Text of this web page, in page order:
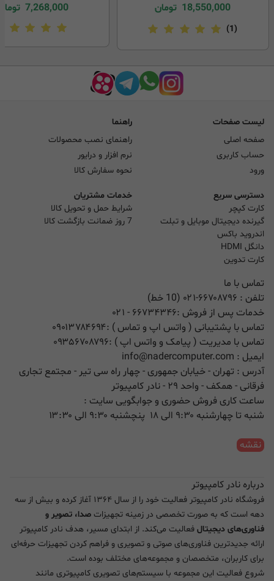
18,550,000 تومان
(1)
7,268,000
لیست صفحات
صفحه اصلی
حساب کاربری
ورود
راهنما
راهنمای نصب محصولات
نرم افزار و درایور
نحوه سفارش کالا
دسترسی سریع
کارت کپچر
گیرنده دیجیتال موبایل و تبلت
اندروید باکس
دانگل HDMI
کارت تدوین
خدمات مشتریان
شرایط حمل و تحویل کالا
7 روز ضمانت بازگشت کالا
تماس با ما
تلفن : ۰۲۱-۶۶۷۰۸۷۹۶ (10 خط)
خدمات پس از فروش :۶۶۷۳۴۳۴۶ - ۰۲۱
تماس با پشتیبانی ( واتس اپ و تماس ) :۰۹۰۱۳۷۸۴۶۹۴
تماس با مدیریت ( پیامک و واتس اپ ) :۰۹۳۵۶۷۰۸۷۹۶
ایمیل : info@nadercomputer.com
آدرس : تهران - خیابان جمهوری - چهار راه سی تیر - مجتمع تجاری
فرقانی - همکف - واحد ۲۹ - نادر کامپیوتر
ساعت کاری فروش حضوری و جوابگویی سایت :
شنبه تا چهارشنبه ۹:۳۰ الی ۱۸ پنچشنبه ۹:۳۰ الی ۱۳:۳۰
نقشه
درباره نادر کامپیوتر
فروشگاه نادر کامپیوتر فعالیت خود را از سال ۱۳۶۴ آغاز کرده و بیش از سه
دهه است که به صورت تخصصی در زمینه تجهیزات صدا، تصویر و
فناوری‌های دیجیتال فعالیت می‌کند. از ابتدای مسیر، هدف نادر کامپیوتر
ارائه جدیدترین فناوری‌های صوتی و تصویری و فراهم کردن تجهیزات حرفه‌ای
برای کاربران، متخصصان و مجموعه‌های مختلف بوده است.
شروع فعالیت این مجموعه با سیستم‌های تصویری کامپیوتری مانند